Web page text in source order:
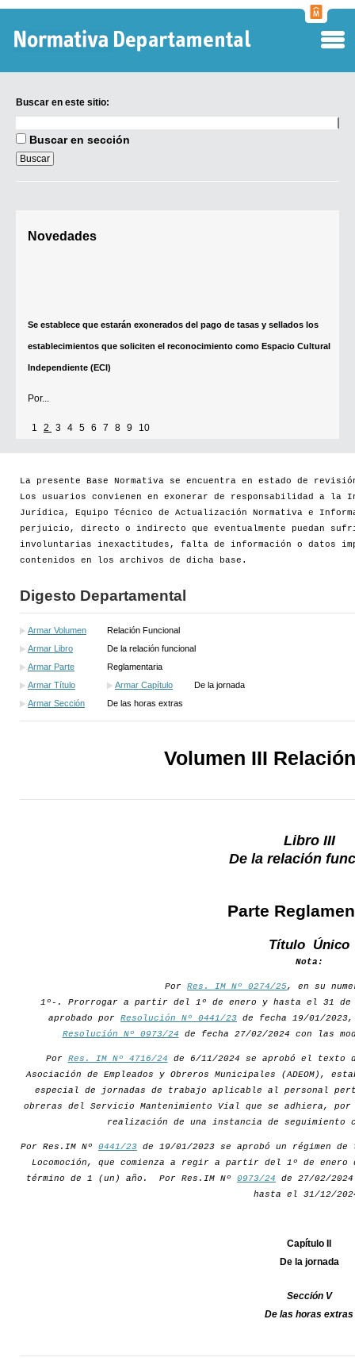
Buscar en este sitio:
en
sitio:
Buscar en sección
Novedades
Independiente (ECI)
1 2 3 4 5 6 7 8 9 10
La presente Base Normativa se encuentra en estado de
Los usuarios convienen en exonerar de responsabilidad a la
Jurídica, Equipo Técnico de Actualización Normativa e
perjuicio, directo o indirecto que eventualmente puedan
involuntarias inexactitudes, falta de información o datos
contenidos en los archivos de dicha base.
Digesto Departamental
Armar Volumen
Relación Funcional
Armar Libro
De la relación funcional
Armar Parte
Reglamentaria
Armar Título
Armar Capítulo
De la jornada
Armar Sección
De las horas extras
Volumen III
Libro III
De la relación
Parte
Título Único
Nota:
Por Res. IM Nº 0274/25, en su
1º-. Prorrogar a partir del 1º de enero y hasta el 31 de
aprobado por Resolución Nº 0441/23 de fecha 19/01/
Resolución Nº 0973/24 de fecha 27/02/2024 con las
Por Res. IM Nº 4716/24 de 6/11/2024 se aprobó el texto
Asociación de Empleados y Obreros Municipales (ADEOM),
especial de jornadas de trabajo aplicable al personal
obreras del Servicio Mantenimiento Vial que se adhiera,
realización de una instancia de seguimiento
Por Res.IM Nº 0441/23 de 19/01/2023 se aprobó un régimen
Locomoción, que comienza a regir a partir del 1º de
término de 1 (un) año. Por Res.IM Nº 0973/24 de 27/02/
hasta el 31/12/
Capítulo II
De la jornada
Sección V
De las horas extras